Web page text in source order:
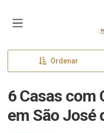
Ordenar
6 Casas com
em São José